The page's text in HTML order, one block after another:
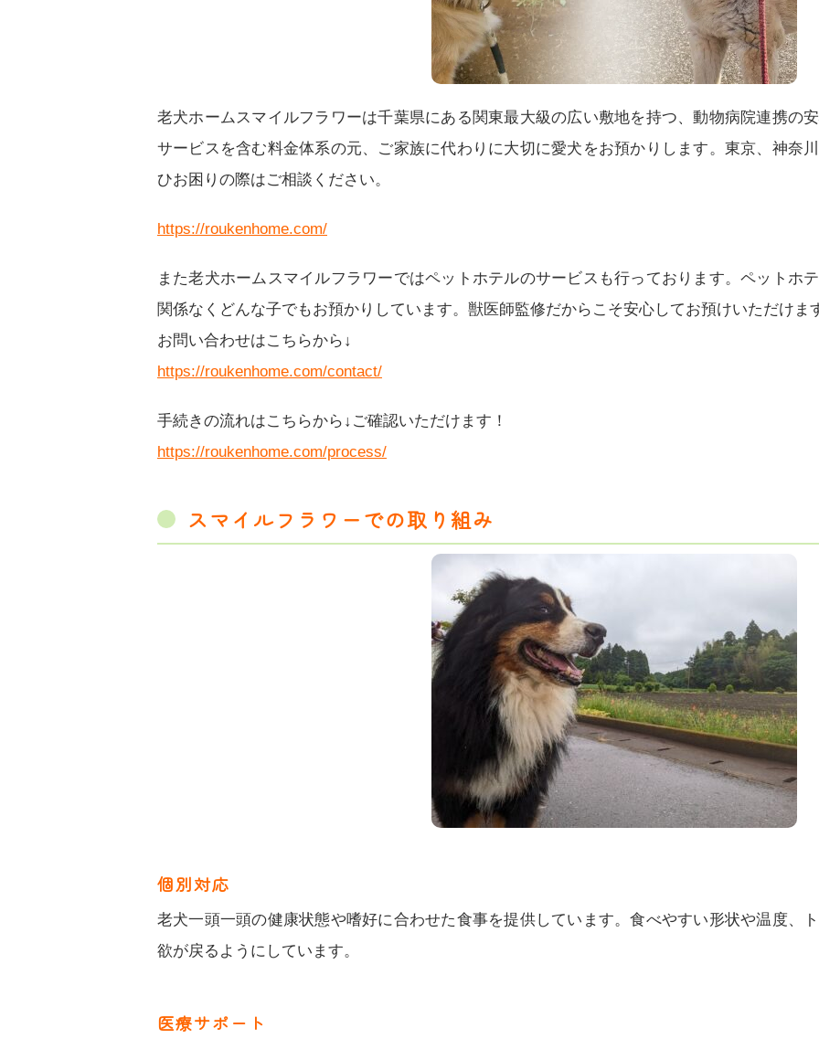
老犬ホームスマイルフラワーは千葉県にある関東最大級の広い敷地を持つ、動物病院連携の
サービスを含む料金体系の元、ご家族に代わりに大切に愛犬をお預かりします。東京、神奈
ひお困りの際はご相談ください。
https://roukenhome.com/
また老犬ホームスマイルフラワーではペットホテルのサービスも行っております。ペットホ
関係なくどんな子でもお預かりしています。獣医師監修だからこそ安心してお預けいただけま
お問い合わせはこちらから↓
https://roukenhome.com/contact/
手続きの流れはこちらから↓ご確認いただけます！
https://roukenhome.com/process/
スマイルフラワーでの取り組み
個別対応
老犬一頭一頭の健康状態や嗜好に合わせた食事を提供しています。食べやすい形状や温度、
欲が戻るようにしています。
医療サポート